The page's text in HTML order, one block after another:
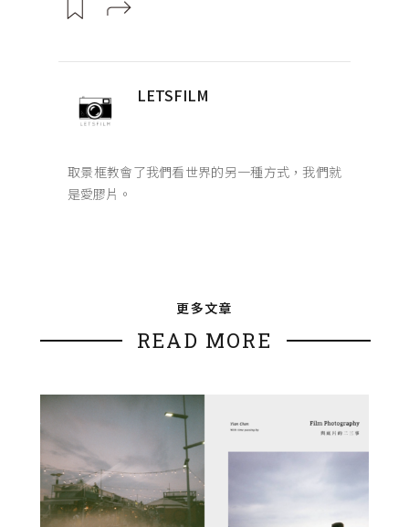
LETSFILM
取景框教會了我們看世界的另一種方式，我們就
是愛膠片。
更多文章
READ MORE